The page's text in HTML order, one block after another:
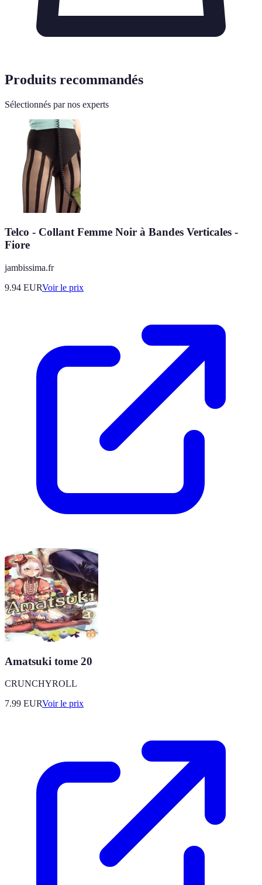
Produits recommandés
Sélectionnés par nos experts
Telco - Collant Femme Noir à Bandes Verticales -
Fiore
jambissima.fr
9.94 EURVoir le prix
Amatsuki tome 20
CRUNCHYROLL
7.99 EURVoir le prix